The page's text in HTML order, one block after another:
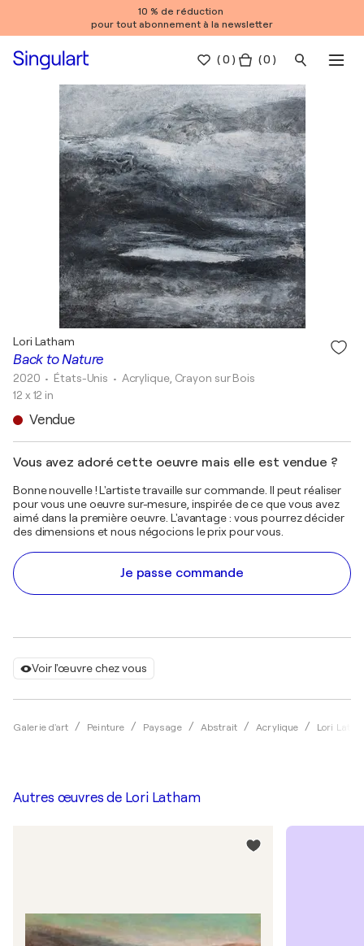
10 % de réduction
pour tout abonnement à la newsletter
(0 ) ( 0 )
Voir l'œuvre chez vous
Galerie d'art Peinture Paysage Abstrait Acrylique Lori
Back to Nature
Lori Latham
2020 • États-Unis • Acrylique, Crayon sur Bois
12 x 12 in
Vendue
Vous avez adoré cette oeuvre mais elle est vendue ?
Bonne nouvelle ! L'artiste travaille sur commande. Il peut réaliser
pour vous une oeuvre sur-mesure, inspirée de ce que vous avez
aimé dans la première oeuvre. L'avantage : vous pourrez décider
des dimensions et nous négocions le prix pour vous.
Je passe commande
Autres œuvres de Lori Latham